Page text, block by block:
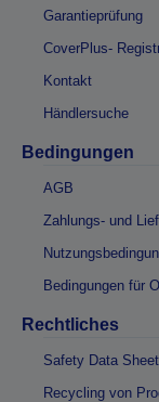
Garantieprüfung
CoverPlus-
Kontakt
Händlersuche
Bedingungen
AGB
Zahlungs- und
Bedingungen für
Rechtliches
Safety Data
Recycling von